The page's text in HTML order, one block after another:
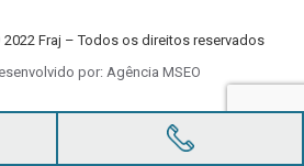
Fraj – Todos os direitos reservados
por: Agência MSEO